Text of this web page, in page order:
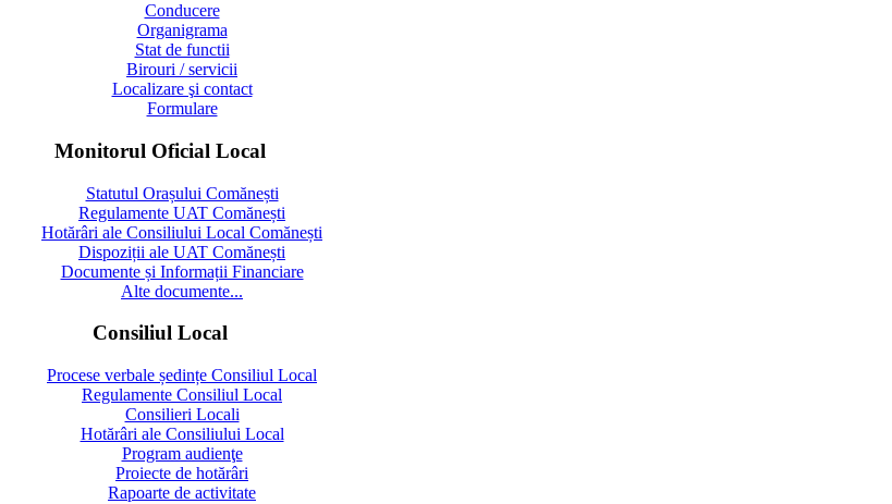
Conducere
Organigrama
Stat de functii
Birouri / servicii
Localizare şi contact
Formulare
Monitorul Oficial Local
Statutul Orașului Comănești
Regulamente UAT Comănești
Hotărâri ale Consiliului Local Comănești
Dispoziții ale UAT Comănești
Documente și Informații Financiare
Alte documente...
Consiliul Local
Procese verbale ședințe Consiliul Local
Regulamente Consiliul Local
Consilieri Locali
Hotărâri ale Consiliului Local
Program audienţe
Proiecte de hotărâri
Rapoarte de activitate